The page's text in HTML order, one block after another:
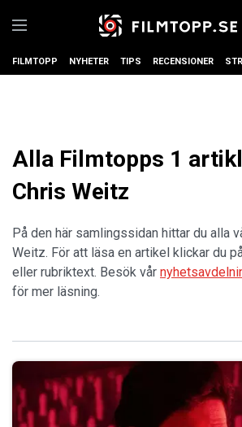
FILMTOPP NYHETER TIPS RECENSIONER
Alla Filmtopps 1
Chris Weitz
På den här samlingssidan hittar du alla
Weitz. För att läsa en artikel klickar du
eller rubriktext. Besök vår
för mer läsning.